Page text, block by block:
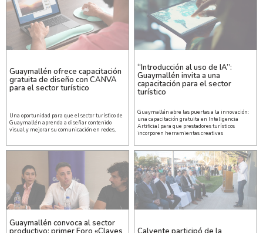
Guaymallén ofrece capacitación
gratuita de diseño con CANVA
para el sector turístico
Una oportunidad para que el sector turístico de
Guaymallén aprenda a diseñar contenido
visual y mejorar su comunicación en redes,
“Introducción al uso de IA”:
Guaymallén invita a una
capacitación para el sector
turístico
Guaymallén abre las puertas a la innovación:
una capacitación gratuita en Inteligencia
Artificial para que prestadores turísticos
incorporen herramientas creativas
Guaymallén convoca al sector